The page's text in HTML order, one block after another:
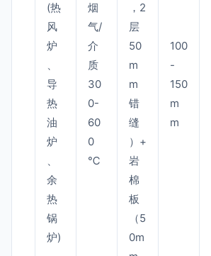
(热
风
炉
、
导
热
油
炉
、
余
热
锅
炉)
烟
气/
介
质
30
0-
60
0
℃
，2
层
50
m
m
错
缝
）+
岩
棉
板
（5
0m
100
-
150
m
m